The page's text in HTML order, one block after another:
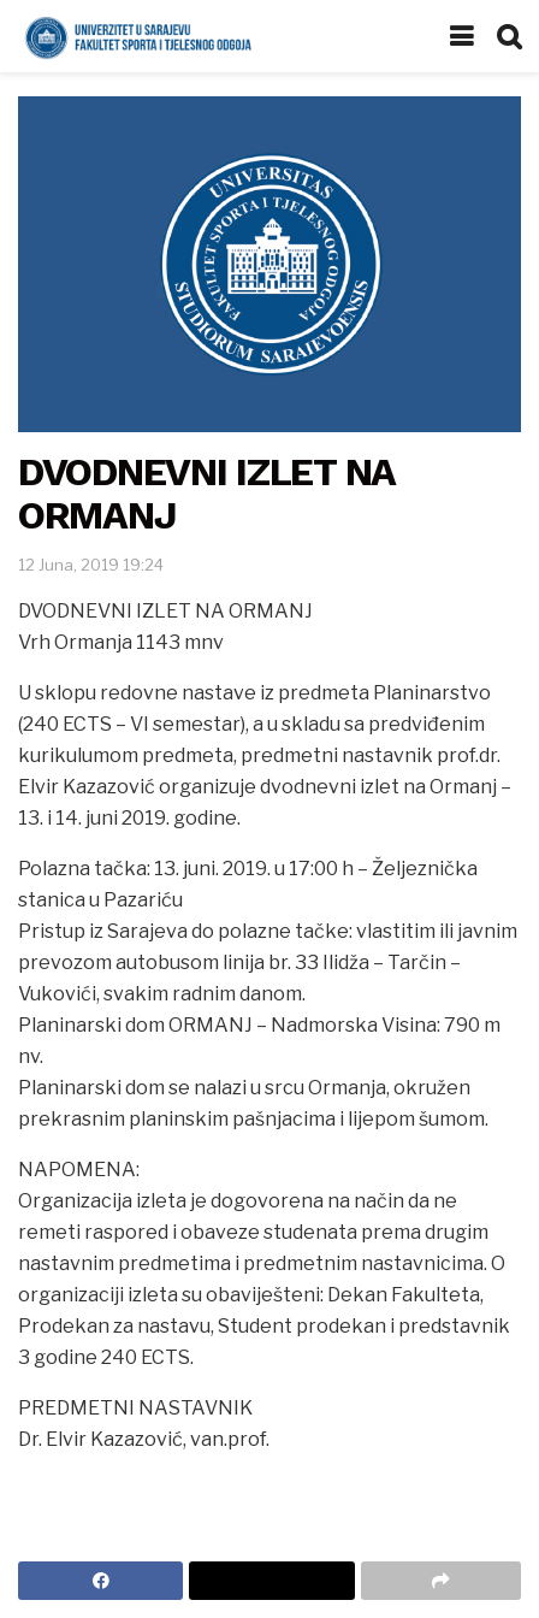
DVODNEVNI IZLET NA
ORMANJ
12 Juna, 2019 19:24
DVODNEVNI IZLET NA ORMANJ
Vrh Ormanja 1143 mnv
U sklopu redovne nastave iz predmeta Planinarstvo
(240 ECTS – VI semestar), a u skladu sa predviđenim
kurikulumom predmeta, predmetni nastavnik prof.dr.
Elvir Kazazović organizuje dvodnevni izlet na Ormanj –
13. i 14. juni 2019. godine.
Polazna tačka: 13. juni. 2019. u 17:00 h – Željeznička
stanica u Pazariću
Pristup iz Sarajeva do polazne tačke: vlastitim ili javnim
prevozom autobusom linija br. 33 Ilidža – Tarčin –
Vukovići, svakim radnim danom.
Planinarski dom ORMANJ – Nadmorska Visina: 790 m
nv.
Planinarski dom se nalazi u srcu Ormanja, okružen
prekrasnim planinskim pašnjacima i lijepom šumom.
NAPOMENA:
Organizacija izleta je dogovorena na način da ne
remeti raspored i obaveze studenata prema drugim
nastavnim predmetima i predmetnim nastavnicima. O
organizaciji izleta su obaviješteni: Dekan Fakulteta,
Prodekan za nastavu, Student prodekan i predstavnik
3 godine 240 ECTS.
PREDMETNI NASTAVNIK
Dr. Elvir Kazazović, van.prof.